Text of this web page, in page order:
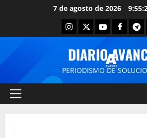
7 de agosto de 2026
DIARIO
PERIODISMO DE